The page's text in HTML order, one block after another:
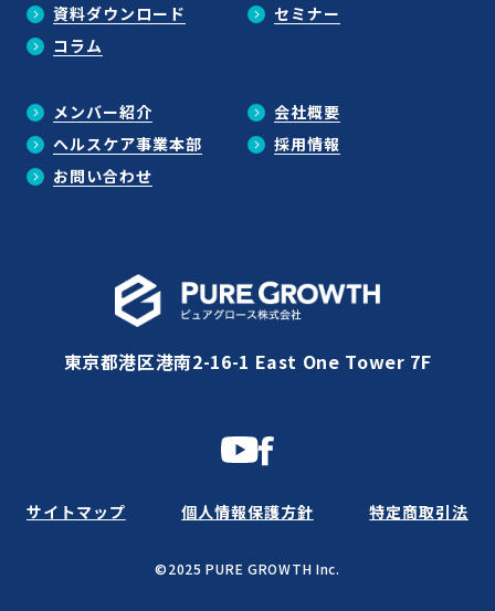
資料ダウンロード
セミナー
コラム
メンバー紹介
会社概要
ヘルスケア事業本部
採用情報
お問い合わせ
東京都港区港南2-16-1 East One Tower 7F
©2025 PURE GROWTH Inc.
サイトマップ 個人情報保護方針 特定商取引法